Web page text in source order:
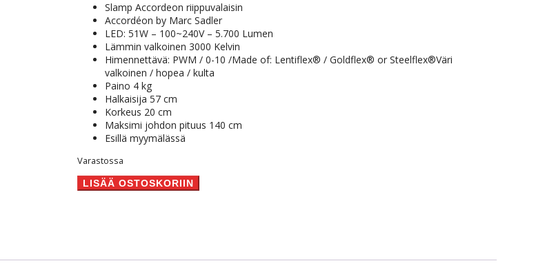
Slamp Accordeon riippuvalaisin
Accordéonby Marc Sadler
LED: 51W – 100~240V – 5.700 Lumen
Lämmin valkoinen 3000 Kelvin
Himennettävä: PWM / 0-10 /Made of: Lentiflex® / Goldflex® or Steelflex®Väri
valkoinen / hopea / kulta
Paino 4 kg
Halkaisija 57 cm
Korkeus 20 cm
Maksimi johdon pituus 140 cm
Esillä myymälässä
Varastossa
Accordeon
White
LISÄÄ OSTOSKORIIN